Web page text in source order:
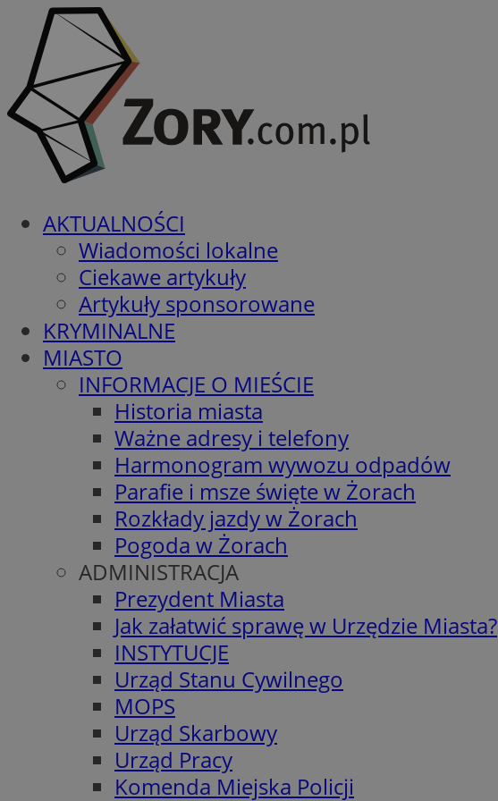
AKTUALNOŚCI
Wiadomości lokalne
Ciekawe artykuły
Artykuły sponsorowane
KRYMINALNE
MIASTO
INFORMACJE O MIEŚCIE
Historia miasta
Ważne adresy i telefony
Harmonogram wywozu odpadów
Parafie i msze święte w Żorach
Rozkłady jazdy w Żorach
Pogoda w Żorach
ADMINISTRACJA
Prezydent Miasta
Jak załatwić sprawę w Urzędzie Miasta?
INSTYTUCJE
Urząd Stanu Cywilnego
MOPS
Urząd Skarbowy
Urząd Pracy
Komenda Miejska Policji